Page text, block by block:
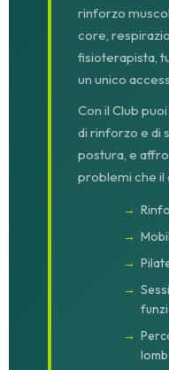
rinforzo
core,
fisioterapista,
un unico
Con il Club
di rinforzo e di
postura, e
problemi che il